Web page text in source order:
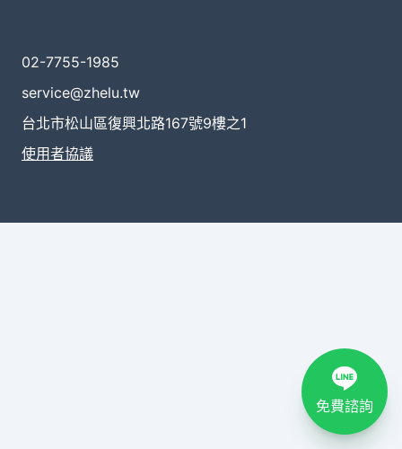
02-7755-1985
service@zhelu.tw
台北市松山區復興北路167號9樓之1
使用者協議
免費諮詢